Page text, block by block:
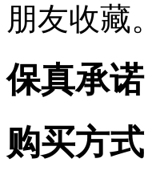
朋友收藏。
保真承诺
购买方式